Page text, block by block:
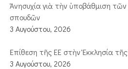
Ἀνησυχία γιὰ τὴν ὑποβάθμιση
σπουδῶν
3 Αυγούστου, 2026
Ἐπίθεση τῆς ΕΕ στὴν Ἐκκλησία
3 Αυγούστου, 2026